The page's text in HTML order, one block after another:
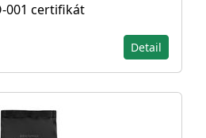
001 certifikát
Detail